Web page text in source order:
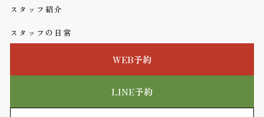
スタッフ紹介
スタッフの日常
WEB予約
LINE予約